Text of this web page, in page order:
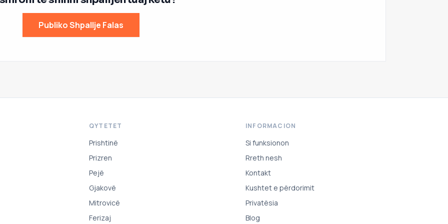
Publiko Shpallje Falas
QYTETET
Prishtinë
Prizren
Pejë
Gjakovë
Mitrovicë
Ferizaj
INFORMACION
Si funksionon
Rreth nesh
Kontakt
Kushtet e përdorimit
Privatësia
Blog